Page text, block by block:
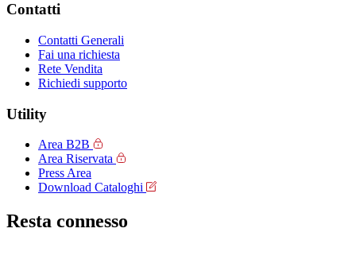
Contatti
Contatti Generali
Fai una richiesta
Rete Vendita
Richiedi supporto
Utility
Area B2B
Area Riservata
Press Area
Download Cataloghi
Resta connesso